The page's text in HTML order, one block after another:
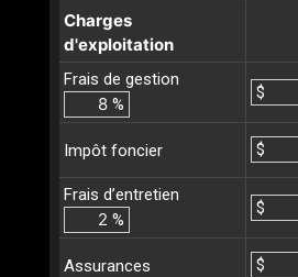
Charges
d'exploitation
Frais de gestion
%
$
Impôt foncier $
Frais d’entretien
%
$
Assurances $